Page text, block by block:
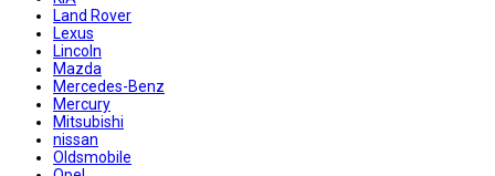
Land Rover
Lexus
Lincoln
Mazda
Mercedes-Benz
Mercury
Mitsubishi
nissan
Oldsmobile